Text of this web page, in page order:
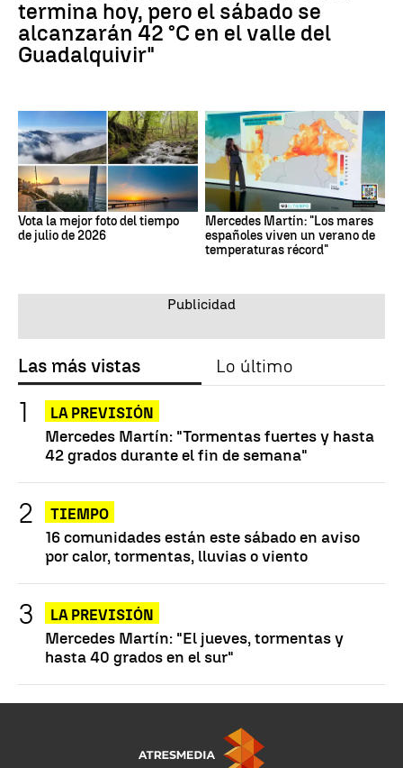
termina hoy, pero el sábado se
alcanzarán 42 °C en el valle del
Guadalquivir"
Vota la mejor foto del tiempo
de julio de 2026
Mercedes Martín: "Los mares
españoles viven un verano de
temperaturas récord"
Las más vistas Lo último
LA PREVISIÓN
Mercedes Martín: "Tormentas fuertes y hasta
42 grados durante el fin de semana"
TIEMPO
16 comunidades están este sábado en aviso
por calor, tormentas, lluvias o viento
LA PREVISIÓN
Mercedes Martín: "El jueves, tormentas y
hasta 40 grados en el sur"